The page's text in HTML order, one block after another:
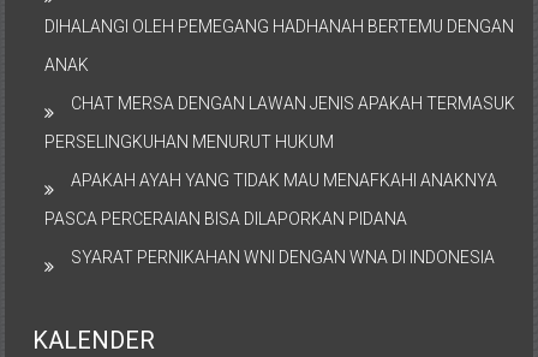
DIHALANGI OLEH PEMEGANG HADHANAH BERTEMU DENGAN
ANAK
CHAT MERSA DENGAN LAWAN JENIS APAKAH TERMASUK
PERSELINGKUHAN MENURUT HUKUM
APAKAH AYAH YANG TIDAK MAU MENAFKAHI ANAKNYA
PASCA PERCERAIAN BISA DILAPORKAN PIDANA
SYARAT PERNIKAHAN WNI DENGAN WNA DI INDONESIA
KALENDER